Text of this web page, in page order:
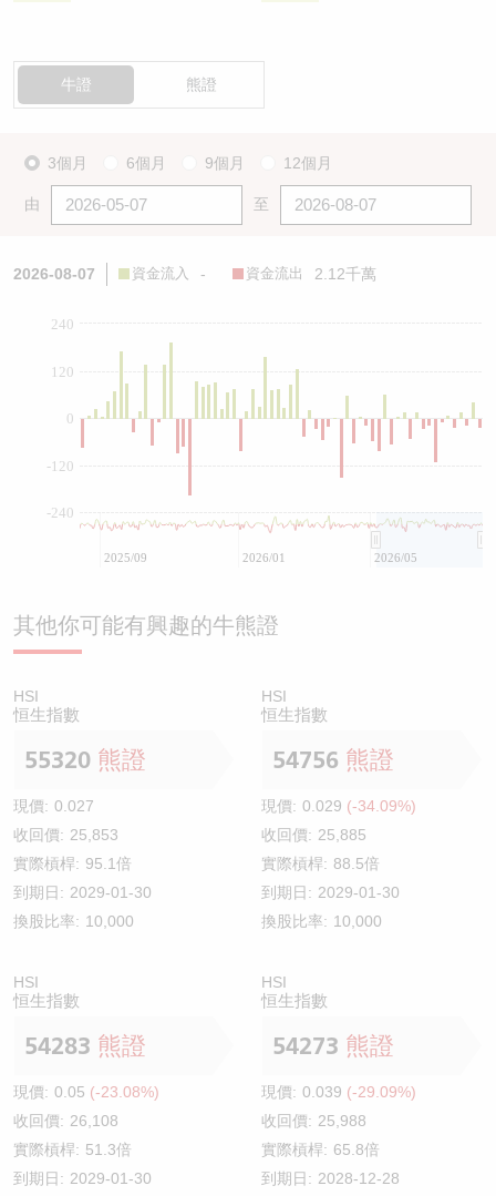
牛證 熊證
3個月 6個月 9個月 12個月
由 至
2026-08-07 資金流入 - 資金流出 2.12千萬
0
-240
-120
120
240
2025/09 2026/01 2026/05
其他你可能有興趣的牛熊證
HSI
恒生指數
55320 熊證
現價: 0.027
收回價: 25,853
實際槓桿: 95.1倍
到期日: 2029-01-30
換股比率: 10,000
HSI
恒生指數
54756 熊證
現價: 0.029 (-34.09%)
收回價: 25,885
實際槓桿: 88.5倍
到期日: 2029-01-30
換股比率: 10,000
HSI
恒生指數
54283 熊證
現價: 0.05 (-23.08%)
收回價: 26,108
實際槓桿: 51.3倍
到期日: 2029-01-30
HSI
恒生指數
54273 熊證
現價: 0.039 (-29.09%)
收回價: 25,988
實際槓桿: 65.8倍
到期日: 2028-12-28